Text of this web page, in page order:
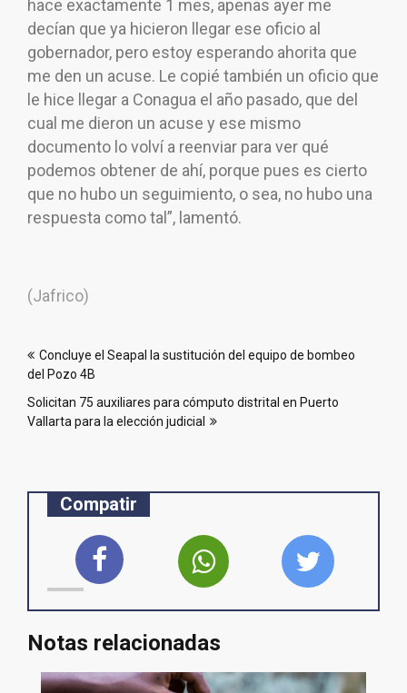
hace exactamente 1 mes, apenas ayer me
decían que ya hicieron llegar ese oficio al
gobernador, pero estoy esperando ahorita que
me den un acuse. Le copié también un oficio que
le hice llegar a Conagua el año pasado, que del
cual me dieron un acuse y ese mismo
documento lo volví a reenviar para ver qué
podemos obtener de ahí, porque pues es cierto
que no hubo un seguimiento, o sea, no hubo una
respuesta como tal”, lamentó.
(Jafrico)
de
entradas
Concluye el Seapal la sustitución del equipo de bombeo
del Pozo 4B
Solicitan 75 auxiliares para cómputo distrital en Puerto
Vallarta para la elección judicial
Compatir
Notas relacionadas